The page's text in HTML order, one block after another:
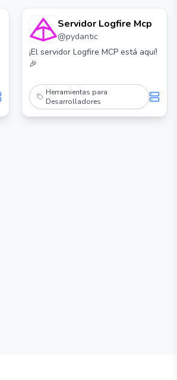
Servidor Logfire Mcp
@pydantic
¡El servidor Logfire MCP está aquí!
🎉
Herramientas para
Desarrolladores